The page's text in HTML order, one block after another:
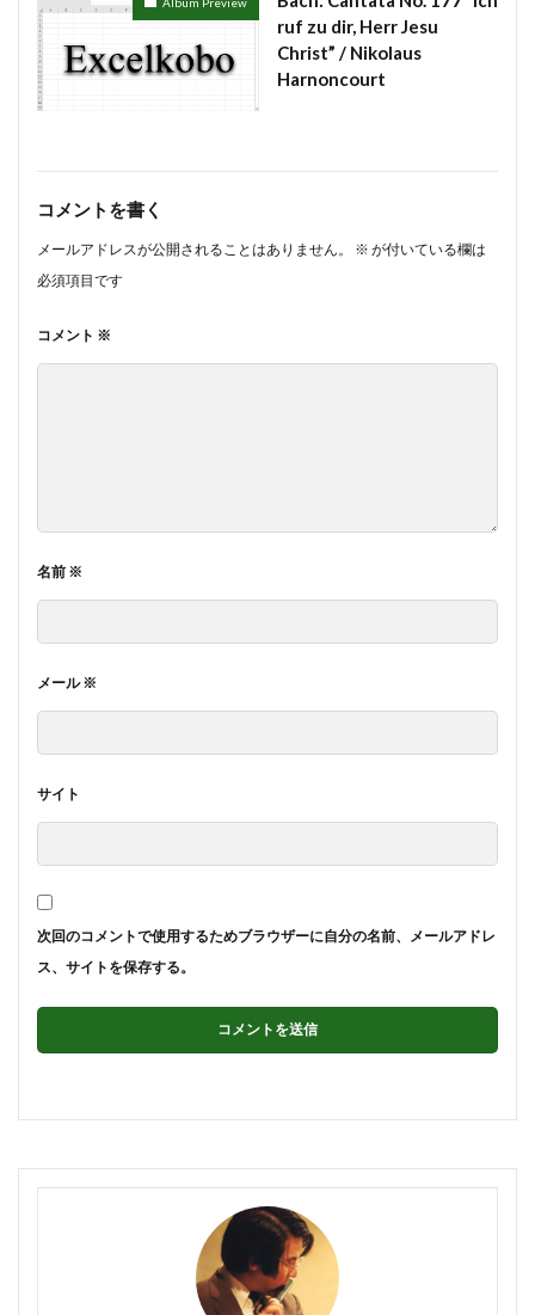
ruf zu dir, Herr Jesu
Christ” / Nikolaus
Harnoncourt
コメントを書く
メールアドレスが公開されることはありません。 ※ が付いている欄は
必須項目です
コメント ※
名前 ※
メール※
サイト
次回のコメントで使用するためブラウザーに自分の名前、メールアドレ
ス、サイトを保存する。